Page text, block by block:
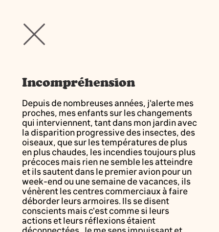
Incompréhension
Depuis de nombreuses années, j'alerte mes
proches, mes enfants sur les changements
qui interviennent, tant dans mon jardin avec
la disparition progressive des insectes, des
oiseaux, que sur les températures de plus
en plus chaudes, les incendies toujours plus
précoces mais rien ne semble les atteindre
et ils sautent dans le premier avion pour un
week-end ou une semaine de vacances, ils
vénèrent les centres commerciaux à faire
déborder leurs armoires. Ils se disent
conscients mais c'est comme si leurs
actions et leurs réflexions étaient